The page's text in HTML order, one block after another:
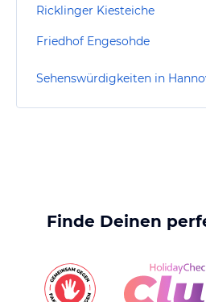
Ricklinger Kiesteiche
Friedhof Engesohde
Sehenswürdigkeiten in
Finde Deinen